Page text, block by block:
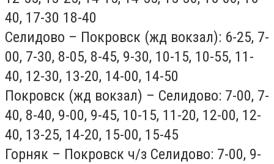
40, 17-30 18-40
Селидово – Покровск (жд вокзал): 6-25, 7-
00, 7-30, 8-05, 8-45, 9-30, 10-15, 10-55, 11-
40, 12-30, 13-20, 14-00, 14-50
Покровск (жд вокзал) – Селидово: 7-00, 7-
40, 8-40, 9-00, 9-45, 10-15, 11-20, 12-00, 12-
40, 13-25, 14-20, 15-00, 15-45
Горняк – Покровск ч/з Селидово: 7-00, 9-